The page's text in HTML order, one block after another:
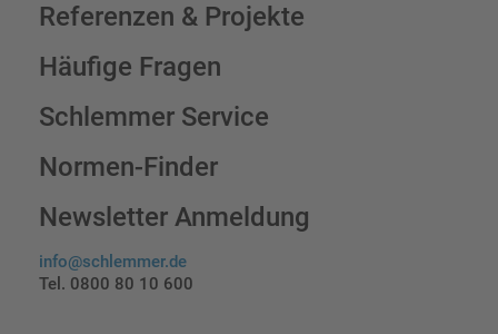
Referenzen & Projekte
Häufige Fragen
Schlemmer Service
Normen-Finder
Newsletter Anmeldung
info@schlemmer.de
Tel. 0800 80 10 600